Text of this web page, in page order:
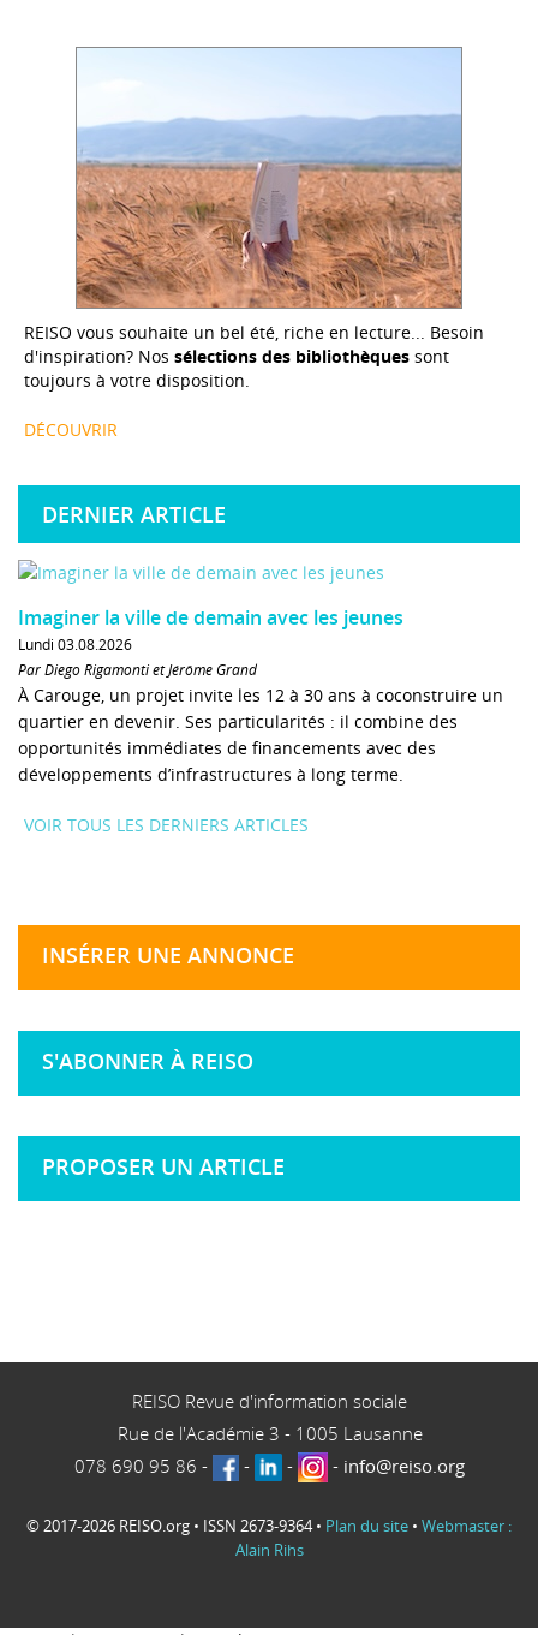
REISO vous souhaite un bel été, riche en lecture... Besoin
d'inspiration? Nos sélections des bibliothèques sont
toujours à votre disposition.
DÉCOUVRIR
DERNIER ARTICLE
Imaginer la ville de demain avec les jeunes
Lundi 03.08.2026
Par Diego Rigamonti et Jérôme Grand
À Carouge, un projet invite les 12 à 30 ans à coconstruire un
quartier en devenir. Ses particularités : il combine des
opportunités immédiates de financements avec des
développements d’infrastructures à long terme.
VOIR TOUS LES DERNIERS ARTICLES
INSÉRER UNE ANNONCE
S'ABONNER À REISO
PROPOSER UN ARTICLE
REISO Revue d'information sociale
Rue de l'Académie 3 - 1005 Lausanne
078 690 95 86 - - - - info@reiso.org
© 2017-2026 REISO.org • ISSN 2673-9364 • Plan du site • Webmaster :
Alain Rihs